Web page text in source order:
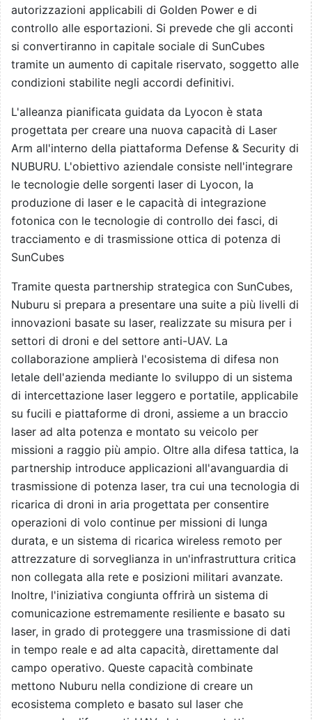
autorizzazioni applicabili di Golden Power e di
controllo alle esportazioni. Si prevede che gli acconti
si convertiranno in capitale sociale di SunCubes
tramite un aumento di capitale riservato, soggetto alle
condizioni stabilite negli accordi definitivi.
L'alleanza pianificata guidata da Lyocon è stata
progettata per creare una nuova capacità di Laser
Arm all'interno della piattaforma Defense & Security di
NUBURU. L'obiettivo aziendale consiste nell'integrare
le tecnologie delle sorgenti laser di Lyocon, la
produzione di laser e le capacità di integrazione
fotonica con le tecnologie di controllo dei fasci, di
tracciamento e di trasmissione ottica di potenza di
SunCubes
Tramite questa partnership strategica con SunCubes,
Nuburu si prepara a presentare una suite a più livelli di
innovazioni basate su laser, realizzate su misura per i
settori di droni e del settore anti-UAV. La
collaborazione amplierà l'ecosistema di difesa non
letale dell'azienda mediante lo sviluppo di un sistema
di intercettazione laser leggero e portatile, applicabile
su fucili e piattaforme di droni, assieme a un braccio
laser ad alta potenza e montato su veicolo per
missioni a raggio più ampio. Oltre alla difesa tattica, la
partnership introduce applicazioni all'avanguardia di
trasmissione di potenza laser, tra cui una tecnologia di
ricarica di droni in aria progettata per consentire
operazioni di volo continue per missioni di lunga
durata, e un sistema di ricarica wireless remoto per
attrezzature di sorveglianza in un'infrastruttura critica
non collegata alla rete e posizioni militari avanzate.
Inoltre, l'iniziativa congiunta offrirà un sistema di
comunicazione estremamente resiliente e basato su
laser, in grado di proteggere una trasmissione di dati
in tempo reale e ad alta capacità, direttamente dal
campo operativo. Queste capacità combinate
mettono Nuburu nella condizione di creare un
ecosistema completo e basato sul laser che